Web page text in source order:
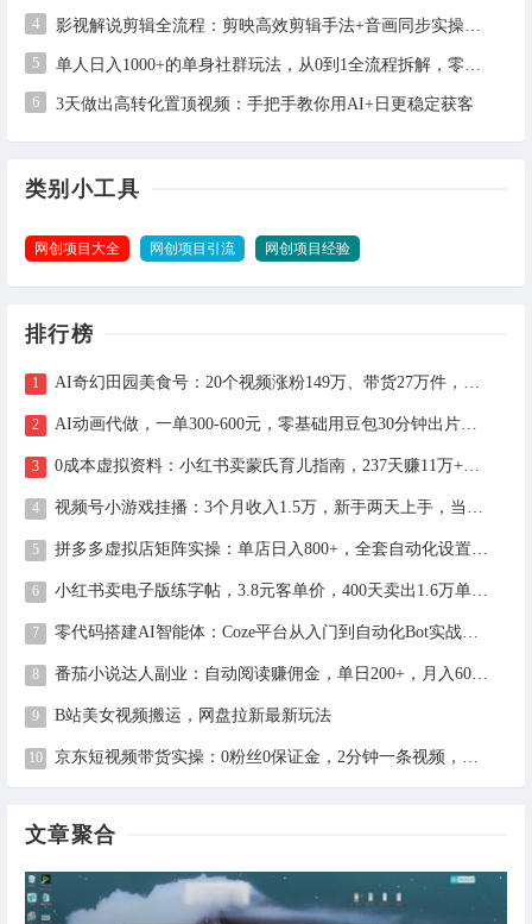
4
5
6 3天做出高转化置顶视频：手把手教你用AI+日更稳定获客
类别小工具
网创项目大全 网创项目引流 网创项目经验
排行榜
AI奇幻田园美食号：20个视频涨粉149万、带货27万件，手把手拆解教程（含工具）
AI动画代做，一单300-600元，零基础用豆包30分钟出片，长期接单渠道公开
0成本虚拟资料：小红书卖蒙氏育儿指南，237天赚11万+（附全流程操作）
视频号小游戏挂播：3个月收入1.5万，新手两天上手，当天见收益
拼多多虚拟店矩阵实操：单店日入800+，全套自动化设置教学
小红书卖电子版练字帖，3.8元客单价，400天卖出1.6万单的全流程拆解
零代码搭建AI智能体：Coze平台从入门到自动化Bot实战全攻略
番茄小说达人副业：自动阅读赚佣金，单日200+，月入6000-15000
B站美女视频搬运，网盘拉新最新玩法
京东短视频带货实操：0粉丝0保证金，2分钟一条视频，新手日赚1千+
文章聚合